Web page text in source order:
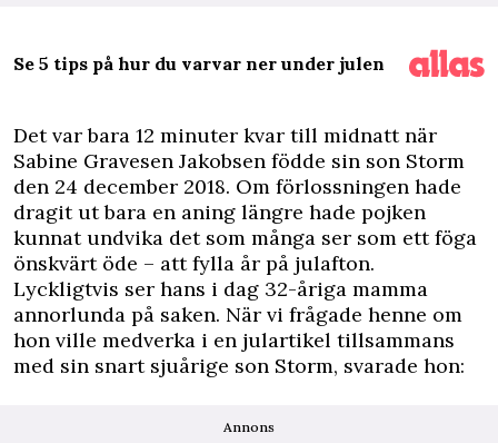
Se 5 tips på hur du varvar ner under julen
Det var bara 12 minuter kvar till midnatt när
Sabine Gravesen Jakobsen födde sin son Storm
den 24 december 2018. Om förlossningen hade
dragit ut bara en aning längre hade pojken
kunnat undvika det som många ser som ett föga
önskvärt öde – att fylla år på julafton.
Lyckligtvis ser hans i dag 32-åriga mamma
annorlunda på saken. När vi frågade henne om
hon ville medverka i en julartikel tillsammans
med sin snart sjuårige son Storm, svarade hon:
Annons